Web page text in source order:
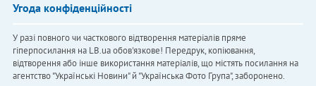
Угода конфіденційності
У разі повного чи часткового відтворення матеріалів пряме
гіперпосилання на LB.ua обов'язкове! Передрук, копіювання,
відтворення або інше використання матеріалів, що містять посилання на
агентство "Українськi Новини" й "Українська Фото Група", заборонено.